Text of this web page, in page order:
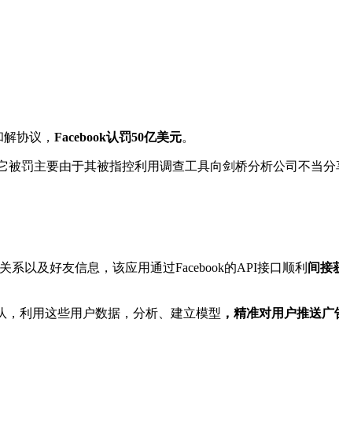
协议， Facebook认罚50亿美元。
被罚主要由于其被指控利用调查工具向剑桥分析公司不当
系以及好友信息，该应用通过Facebook的API接口顺利 间接
，利用这些用户数据，分析、建立模型 ，精准对用户推送